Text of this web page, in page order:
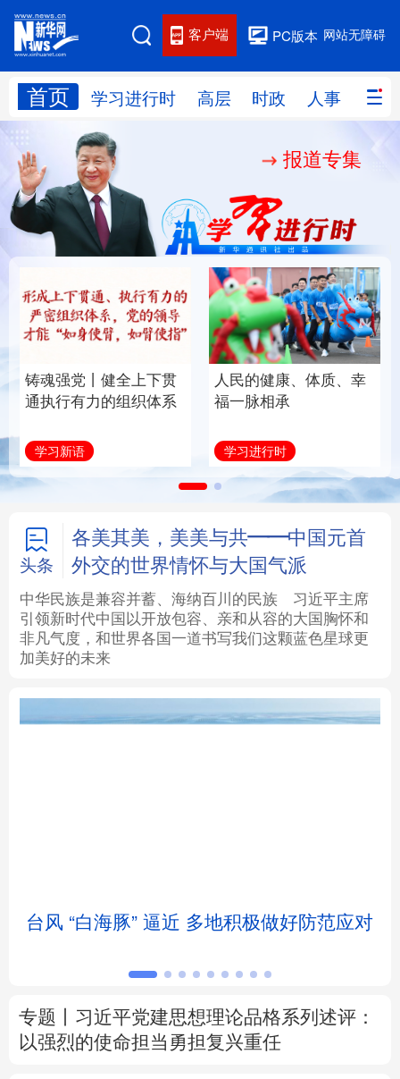
网站无障碍
PC版本
客户端
首页 学习进行时 高层 时政 人事 国际
网站地图
学习进行时 人事
国际 财经 网评
思客智库 全球连线 教育
科技 科创 量子 体育
文化 书画 健康 军事
访谈 视频 图片 政务
信息化 数字经济
学术中国 乡村振兴 银龄 溯源中国
城市 旅游 能源
彩票 娱乐 时尚 悦读
公益
文化产业
浙江 安徽 福建 江西
河南 湖北
广东 广西 海南 重庆
报道专集
铸魂强党丨健全上下贯
通执行有力的组织体系
学习新语
人民的健康、体质、幸
福一脉相承
学习进行时
头条
各美其美，美美与共——中国元首
外交的世界情怀与大国气派
中华民族是兼容并蓄、海纳百川的民族
习近平主席
引领新时代中国以开放包容、亲和从容的大国胸怀和
非凡气度，和世界各国一道书写我们这颗蓝色星球更
加美好的未来
台风 “白海豚” 逼近 多地积极做好防范应对
专题丨 习近平党建思想理论品格系列述评：
以强烈的使命担当勇担复兴重任